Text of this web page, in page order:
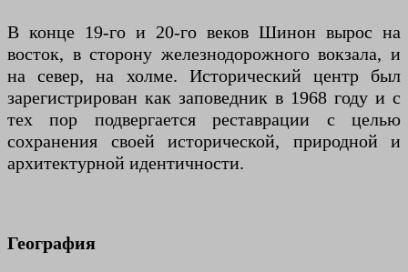
В конце 19-го и 20-го веков Шинон вырос на
восток, в сторону железнодорожного вокзала, и
на север, на холме. Исторический центр был
зарегистрирован как заповедник в 1968 году и с
тех пор подвергается реставрации с целью
сохранения своей исторической, природной и
архитектурной идентичности.
География